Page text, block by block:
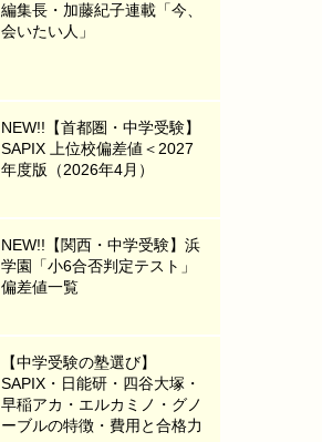
編集長・加藤紀子連載「今、
会いたい人」
NEW!!【首都圏・中学受験】
SAPIX 上位校偏差値＜2027
年度版（2026年4月）
NEW!!【関西・中学受験】浜
学園「小6合否判定テスト」
偏差値一覧
【中学受験の塾選び】
SAPIX・日能研・四谷大塚・
早稲アカ・エルカミノ・グノ
ーブルの特徴・費用と合格力